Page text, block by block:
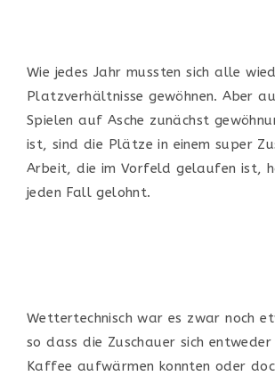
Wie jedes Jahr mussten sich alle
Platzverhältnisse gewöhnen. Aber
Spielen auf Asche zunächst
ist, sind die Plätze in einem super
Arbeit, die im Vorfeld gelaufen ist,
jeden Fall gelohnt.
Wettertechnisch war es zwar noch
so dass die Zuschauer sich entweder
Kaffee aufwärmen konnten oder